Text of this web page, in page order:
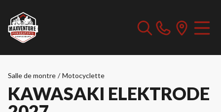
Salle de montre / Motocyclette
KAWASAKI ELEKTRODE